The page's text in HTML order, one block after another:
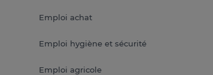
Emploi achat
Emploi hygiène et sécurité
Emploi agricole